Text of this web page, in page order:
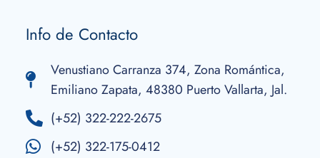
Info de Contacto
Venustiano Carranza 374, Zona Romántica,
Emiliano Zapata, 48380 Puerto Vallarta, Jal.
(+52) 322-222-2675
(+52) 322-175-0412